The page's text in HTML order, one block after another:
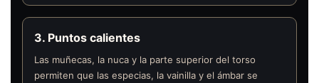
3. Puntos calientes
Las muñecas, la nuca y la parte superior del torso
permiten que las especias, la vainilla y el ámbar se